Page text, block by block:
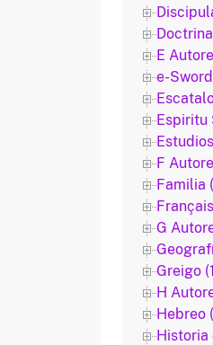
E
e-
Espiritu
F
Familia
G
Greigo
H
Hebreo
Historia